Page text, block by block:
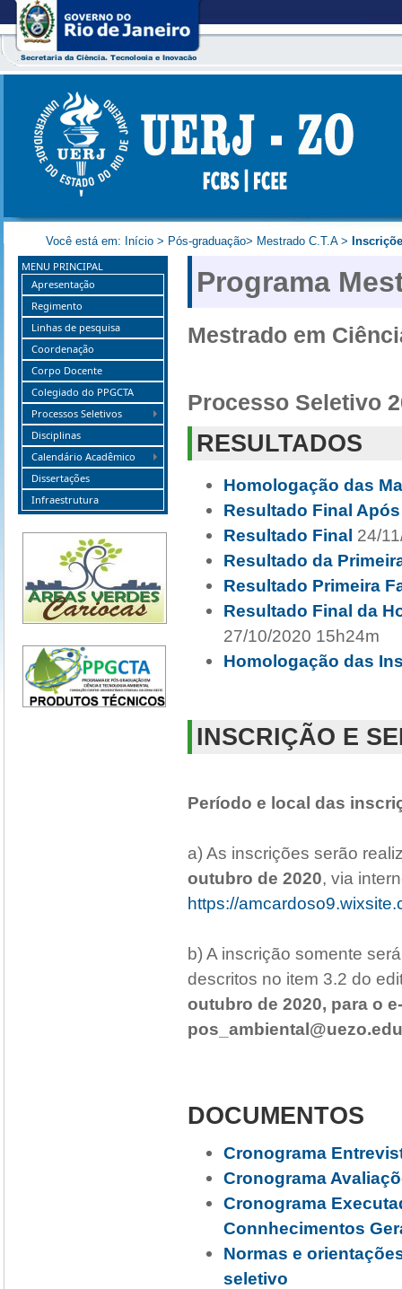
Você está em: Início > Pós-graduação> Mestrado C.T.A>
MENU PRINCIPAL
Apresentação
Regimento
Linhas de pesquisa
Coordenação
Corpo Docente
Colegiado do PPGCTA
Processos Seletivos
Disciplinas
Calendário Acadêmico
Dissertações
Infraestrutura
Programa
Mestrado em
Processo Seletivo
RESULTADOS
Homologação das
Resultado Final
Resultado Final 24/
Resultado da
Resultado Primeira
Resultado Final da
27/10/2020 15h24m
Homologação das
INSCRIÇÃO E
Período e local das
a) As inscrições serão
outubro de 2020, via
https://
b) A inscrição somente
descritos no item 3.2 do
outubro de 2020, para o
DOCUMENTOS
Cronograma
Cronograma
Cronograma
Connhecimentos
Normas e
seletivo